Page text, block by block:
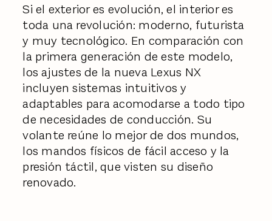
Si el exterior es evolución, el interior es
toda una revolución: moderno, futurista
y muy tecnológico. En comparación con
la primera generación de este modelo,
los ajustes de la nueva Lexus NX
incluyen sistemas intuitivos y
adaptables para acomodarse a todo tipo
de necesidades de conducción. Su
volante reúne lo mejor de dos mundos,
los mandos físicos de fácil acceso y la
presión táctil, que visten su diseño
renovado.